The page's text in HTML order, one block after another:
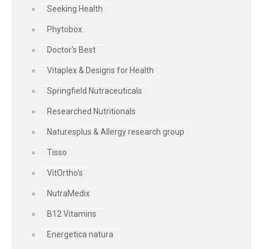
Seeking Health
Phytobox
Doctor's Best
Vitaplex & Designs for Health
Springfield Nutraceuticals
Researched Nutritionals
Naturesplus & Allergy research group
Tisso
VitOrtho's
NutraMedix
B12 Vitamins
Energetica natura